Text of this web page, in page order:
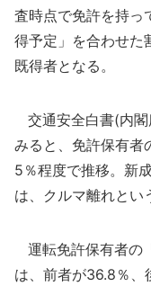
査時点で免許を持っ
得予定」を合わせ
既得者となる。
交通安全白書(内閣
みると、免許保有者
5％程度で推移。新
は、クルマ離れとい
運転免許保有者の
は、前者が36.8％、